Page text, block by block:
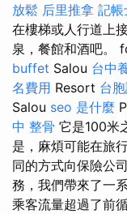
放鬆 后里推拿 記
在樓梯或人行道上
泉，餐館和酒吧。
buffet Salou 台中
名費用 Resort 台
Salou seo 是什麼
中 整骨 它是100米
是，麻煩可能在旅
同的方式向保險公
務，我們帶來了一
乘客流量超過了前